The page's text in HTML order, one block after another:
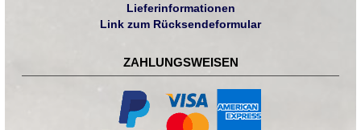
Lieferinformationen
Link zum Rücksendeformular
ZAHLUNGSWEISEN